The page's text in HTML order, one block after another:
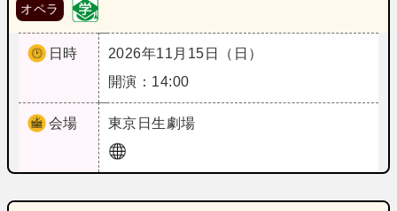
オペラ
日時
2026年11月15日（日）
開演：14:00
会場 東京 日生劇場